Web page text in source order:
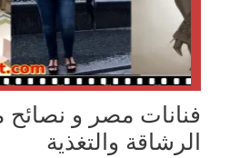
فنانات مصر و
الرشاقة والتغذية